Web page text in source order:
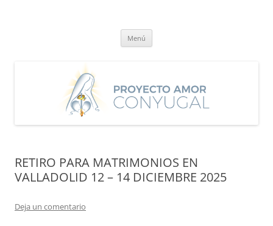
Menú
RETIRO PARA MATRIMONIOS EN
VALLADOLID 12 – 14 DICIEMBRE 2025
Deja un comentario